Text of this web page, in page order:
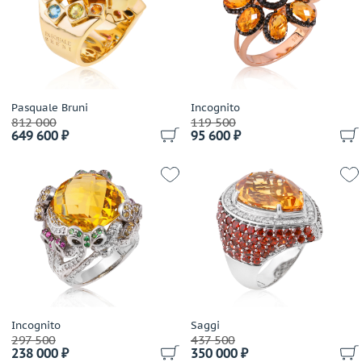
Pasquale Bruni
812 000
649 600 ₽
Incognito
119 500
95 600 ₽
Incognito
297 500
238 000 ₽
Saggi
437 500
350 000 ₽